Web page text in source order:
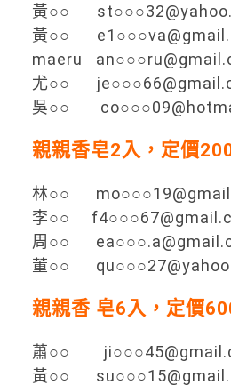
黃○○
黃○○
maeru
尤○○
吳○○
親親香皂2入，定價
林○○
李○○
周○○
董○○
親親香 皂6入，定價
蕭○○
黃○○